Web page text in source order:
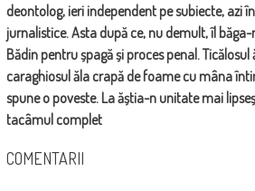
deontolog, ieri independent pe subiecte, azi
jurnalistice. Asta după ce, nu demult, îl
Bădin pentru șpagă și proces penal.
caraghiosul ăla crapă de foame cu mâna
spune o poveste. La ăștia-n unitate mai
tacâmul complet
COMENTARII